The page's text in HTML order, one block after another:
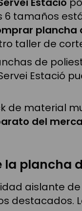
6 tamaños
plancha
taller de
de
Estació
de material
del
plancha
aislante de
destacados.